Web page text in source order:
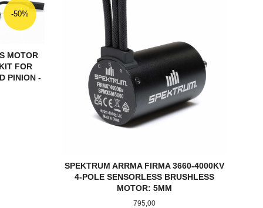
MOTOR
FOR
PINION -
-50%
SPEKTRUM ARRMA FIRMA 3660-4000KV
4-POLE SENSORLESS BRUSHLESS
MOTOR: 5MM
Pris
795,00